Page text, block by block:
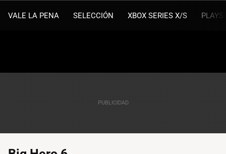
VALE LA PENA SELECCIÓN XBOX SERIES X/S